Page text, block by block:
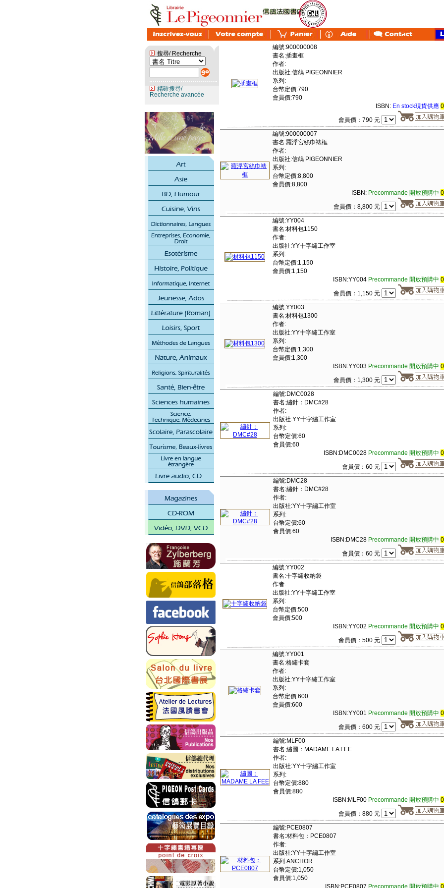
搜尋/ Recherche
精確搜尋/
Recherche avancée
編號:900000008
書名:插畫框
作者:
出版社:信鴿 PIGEONNIER
系列:
台幣定價:790
會員價:790
ISBN: En stock現貨供應
會員價：790 元
編號:900000007
書名:羅浮宮絲巾裱框
作者:
出版社:信鴿 PIGEONNIER
系列:
台幣定價:8,800
會員價:8,800
ISBN: Precommande 開放預購中
會員價：8,800 元
編號:YY004
書名:材料包1150
作者:
出版社:YY十字繡工作室
系列:
台幣定價:1,150
會員價:1,150
ISBN:YY004 Precommande 開放預購中
會員價：1,150 元
編號:YY003
書名:材料包1300
作者:
出版社:YY十字繡工作室
系列:
台幣定價:1,300
會員價:1,300
ISBN:YY003 Precommande 開放預購中
會員價：1,300 元
編號:DMC0028
書名:繡針：DMC#28
作者:
出版社:YY十字繡工作室
系列:
台幣定價:60
會員價:60
ISBN:DMC0028 Precommande 開放預購中
會員價：60 元
編號:DMC28
書名:繡針：DMC#28
作者:
出版社:YY十字繡工作室
系列:
台幣定價:60
會員價:60
ISBN:DMC28 Precommande 開放預購中
會員價：60 元
編號:YY002
書名:十字繡收納袋
作者:
出版社:YY十字繡工作室
系列:
台幣定價:500
會員價:500
ISBN:YY002 Precommande 開放預購中
會員價：500 元
編號:YY001
書名:格繡卡套
作者:
出版社:YY十字繡工作室
系列:
台幣定價:600
會員價:600
ISBN:YY001 Precommande 開放預購中
會員價：600 元
編號:MLF00
書名:繡圖：MADAME LA FEE
作者:
出版社:YY十字繡工作室
系列:
台幣定價:880
會員價:880
ISBN:MLF00 Precommande 開放預購中
會員價：880 元
編號:PCE0807
書名:材料包：PCE0807
作者:
出版社:YY十字繡工作室
系列:ANCHOR
台幣定價:1,050
會員價:1,050
ISBN:PCE0807 Precommande 開放預購中